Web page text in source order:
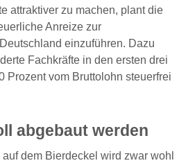
attraktiver zu machen, plant die
Anreize zur
einzuführen. Dazu
Fachkräfte in den ersten drei
Prozent vom Bruttolohn steuerfrei
abgebaut werden
dem Bierdeckel wird zwar wohl